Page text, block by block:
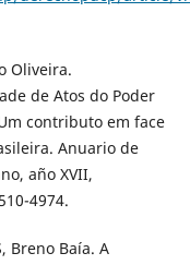
Oliveira.
de Atos do Poder
contributo em face
Anuario de
año XVII,
4974.
Breno Baía. A